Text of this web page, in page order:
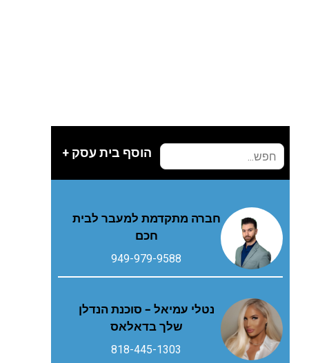
הוסף בית עסק +
חברה מתקדמת למעבר לבית
חכם
949-979-9588
נטלי עמיאל – סוכנת הנדלן
שלך בדאלאס
818-445-1303